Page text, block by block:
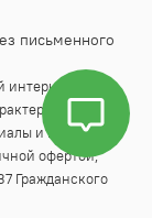
письменного
сайт
и ни при
и цены,
офертой,
Гражданского